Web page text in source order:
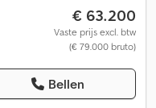
€ 63.200
Vaste prijs excl. btw
(€ 79.000 bruto)
Bellen